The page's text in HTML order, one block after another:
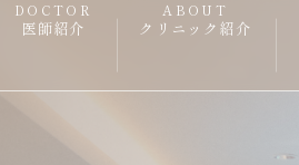
DOCTOR
医師紹介
ABOUT
クリニック紹介